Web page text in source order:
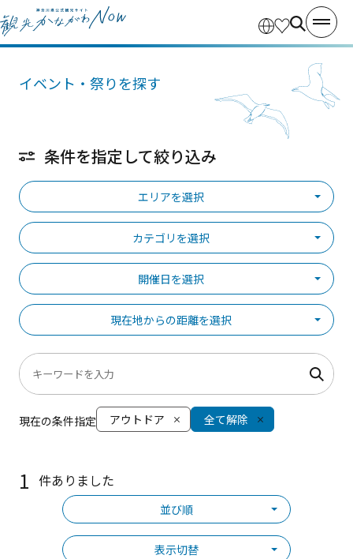
イベント・祭りを探す
条件を指定して絞り込み
エリアを選択
カテゴリを選択
開催日を選択
現在地からの距離を選択
現在の条件指定 アウトドア 全て解除
1 件ありました
並び順
表示切替